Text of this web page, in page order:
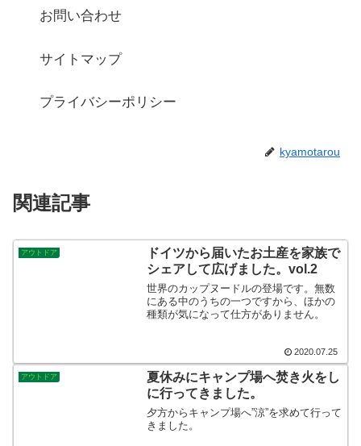
お問い合わせ
サイトマップ
プライバシーポリシー
kyamotarou
関連記事
アウトドア
ドイツから届いたお土産を家族で
シェアして広げました。vol.2
世界のカップヌードルの登場です。無数
にある中のうちの一つですから、ほかの
種類が気になって仕方がありません。
2020.07.25
アウトドア
夏休みにキャンプ場へ焚き火をし
に行ってきました。
夕方からキャンプ場へ”涼”を求めて行って
きました。